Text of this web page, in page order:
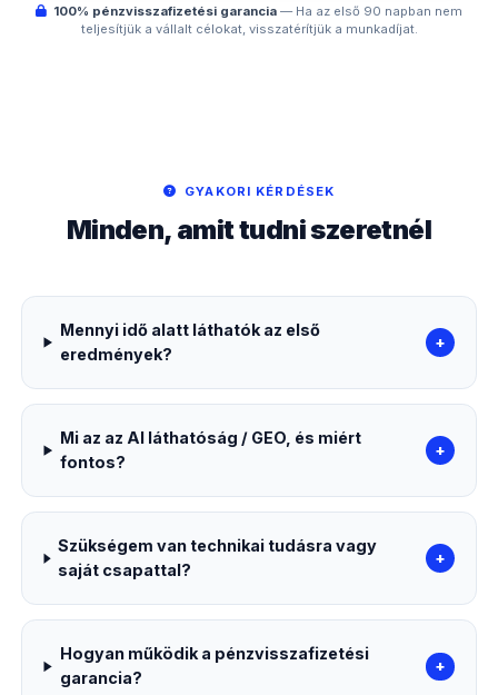
100% pénzvisszafizetési garancia — Ha az első 90 napban nem
teljesítjük a vállalt célokat, visszatérítjük a munkadíjat.
GYAKORI KÉRDÉSEK
Minden, amit tudni szeretnél
Mennyi idő alatt láthatók az első
eredmények?
+
Mi az az AI láthatóság / GEO, és miért
fontos?
+
Szükségem van technikai tudásra vagy
saját csapattal?
+
Hogyan működik a pénzvisszafizetési
garancia?
+